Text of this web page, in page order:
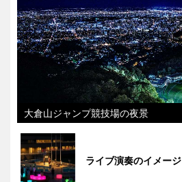
大倉山ジャンプ競技場の夜景
ライブ演奏のイメージ